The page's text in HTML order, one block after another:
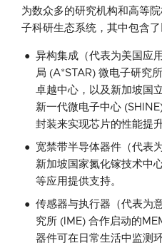
为数众多的研究机构和高等
子科研生态系统，其中包含了
异构集成（代表为美国应
局 (A*STAR) 微电子研究
卓越中心，以及新加坡国
新一代微电子中心
封装来实现芯片的性能提
宽禁带半导体器件（代表
新加坡国家氮化镓技术中
等应用提供支持。
传感器与执行器（代表为
究所 (IME) 合作启动的
器件可在日常生活中监测